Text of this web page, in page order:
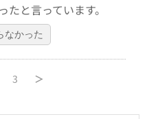
たと言っています。
なかった
3 ＞